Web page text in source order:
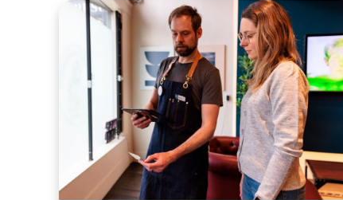
Online
Regelgeving
APK:
Waar
Vind
Je
Alles
Wat
Staat
Erin?